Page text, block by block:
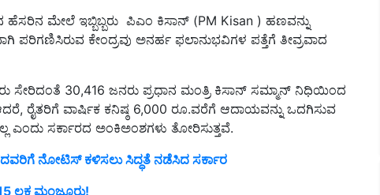
ಮೇಲೆ ಇಬ್ಬಿಬ್ಬರು ಪಿಎಂ ಕಿಸಾನ್ (PM Kisan ) ಹಣವನ್ನು
ಪರಿಗಣಿಸಿರುವ ಕೇಂದ್ರವು ಅನರ್ಹ ಫಲಾನುಭವಿಗಳ ಪತ್ತೆಗೆ ತೀವ್ರವಾದ
ಸೇರಿದಂತೆ 30,416 ಜನರು ಪ್ರಧಾನ ಮಂತ್ರಿ ಕಿಸಾನ್ ಸಮ್ಮಾನ್ ನಿಧಿಯಿಂದ
ರೈತರಿಗೆ ವಾರ್ಷಿಕ ಕನಿಷ್ಠ 6,000 ರೂ.ವರೆಗೆ ಆದಾಯವನ್ನು ಒದಗಿಸುವ
ಎಂದು ಸರ್ಕಾರದ ಅಂಕಿಅಂಶಗಳು ತೋರಿಸುತ್ತವೆ.
ನೋಟಿಸ್ ಕಳಿಸಲು ಸಿದ್ಧತೆ ನಡೆಸಿದ ಸರ್ಕಾರ
ಲಕ್ಷ ಮಂಜೂರು!